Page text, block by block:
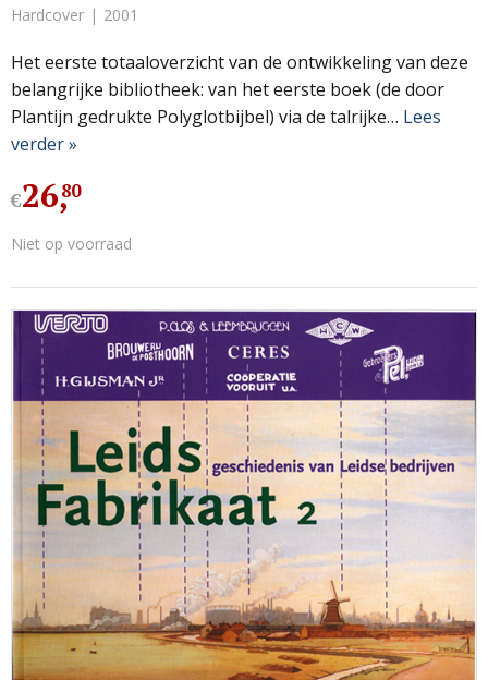
Hardcover 2001
Het eerste totaaloverzicht van de ontwikkeling van deze
belangrijke bibliotheek: van het eerste boek (de door
Plantijn gedrukte Polyglotbijbel) via de talrijke… Lees
verder »
€26,80
Niet op voorraad